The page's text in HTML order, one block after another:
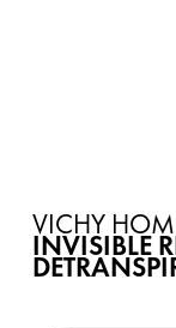
VICHY
INVISIBLE